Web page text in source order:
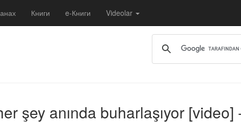
Книги e-Книги Videolar
şey anında buharlaşıyor [video]